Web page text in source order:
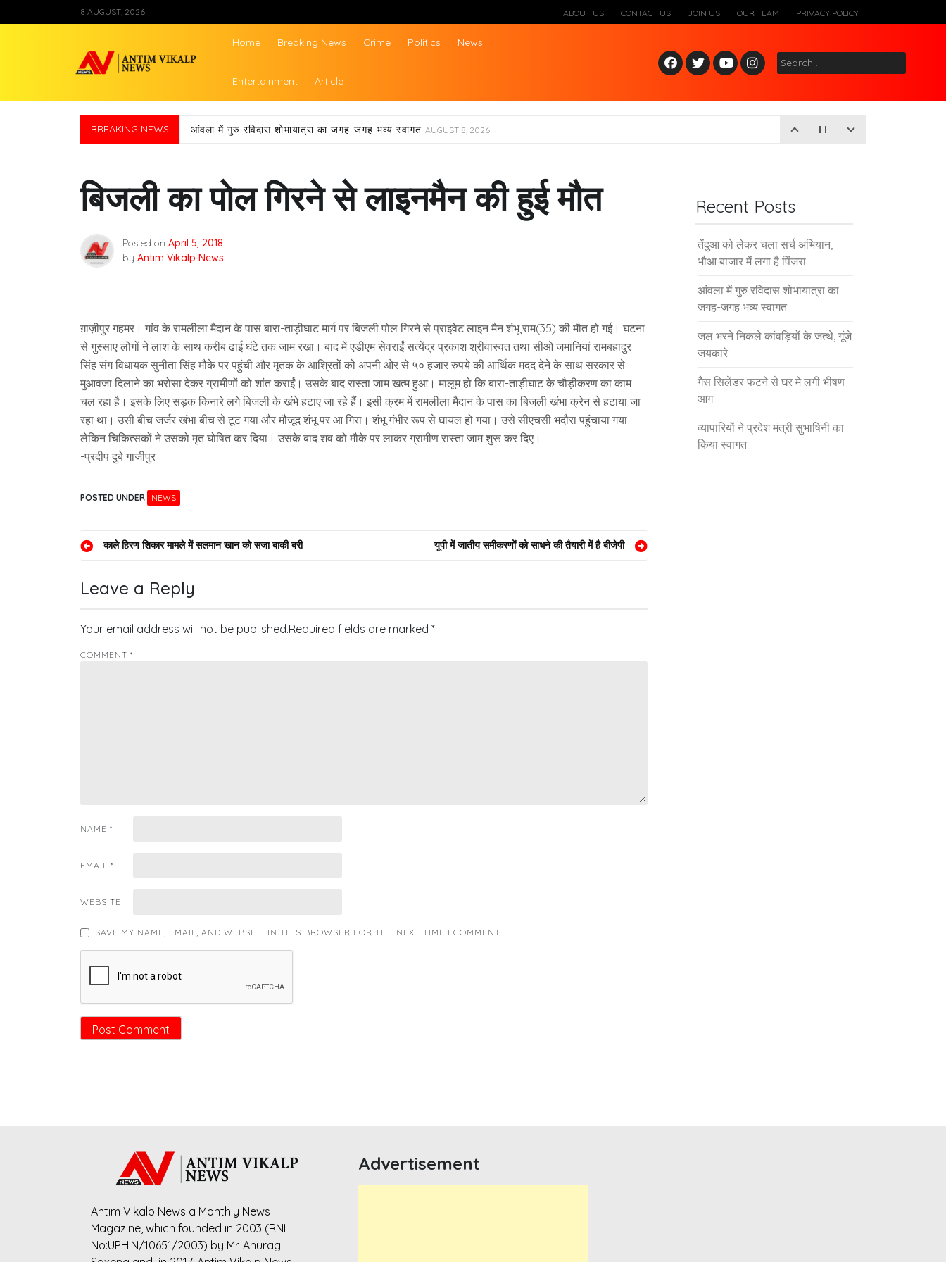
to
8 AUGUST, 2026 ABOUT US CONTACT US JOIN US OUR TEAM PRIVACY POLICY
Antim Vikalp News
Home Breaking News Crime Politics News
Entertainment Article
Fac
ebo
Twitt
er
Yout
ube
Inst
agr
Search
for:
BREAKING NEWS आंवला में गुरु रविदास शोभायात्रा का जगह-जगह भव्य स्वागत AUGUST 8, 2026
बिजली का पोल गिरने से लाइनमैन की हुई मौत
Posted on April 5, 2018
by Antim Vikalp News
ग़ाज़ीपुर गहमर। गांव के रामलीला मैदान के पास बारा-ताड़ीघाट मार्ग पर बिजली पोल गिरने से प्राइवेट लाइन मैन शंभू राम(35) की मौत हो गई। घटना
से गुस्साए लोगों ने लाश के साथ करीब ढाई घंटे तक जाम रखा। बाद में एडीएम सेवराईं सत्येंद्र प्रकाश श्रीवास्वत तथा सीओ जमानियां रामबहादुर
सिंह संग विधायक सुनीता सिंह मौके पर पहुंची और मृतक के आश्रितों को अपनी ओर से ५० हजार रुपये की आर्थिक मदद देने के साथ सरकार से
मुआवजा दिलाने का भरोसा देकर ग्रामीणों को शांत कराईं। उसके बाद रास्ता जाम खत्म हुआ। मालूम हो कि बारा-ताड़ीघाट के चौड़ीकरण का काम
चल रहा है। इसके लिए सड़क किनारे लगे बिजली के खंभे हटाए जा रहे हैं। इसी क्रम में रामलीला मैदान के पास का बिजली खंभा क्रेन से हटाया जा
रहा था। उसी बीच जर्जर खंभा बीच से टूट गया और मौजूद शंभू पर आ गिरा। शंभू गंभीर रूप से घायल हो गया। उसे सीएचसी भदौरा पहुंचाया गया
लेकिन चिकित्सकों ने उसको मृत घोषित कर दिया। उसके बाद शव को मौके पर लाकर ग्रामीण रास्ता जाम शुरू कर दिए।
-प्रदीप दुबे गाजीपुर
POSTED UNDER NEWS
Post
navigation
काले हिरण शिकार मामले में सलमान खान को सजा बाकी बरी यूपी में जातीय समीकरणों को साधने की तैयारी में है बीजेपी
Leave a Reply
Your email address will not be published.Required fields are marked *
COMMENT *
NAME *
EMAIL *
WEBSITE
SAVE MY NAME, EMAIL, AND WEBSITE IN THIS BROWSER FOR THE NEXT TIME I COMMENT.
Recent Posts
तेंदुआ को लेकर चला सर्च अभियान,
भौआ बाजार में लगा है पिंजरा
आंवला में गुरु रविदास शोभायात्रा का
जगह-जगह भव्य स्वागत
जल भरने निकले कांवड़ियों के जत्थे, गूंजे
जयकारे
गैस सिलेंडर फटने से घर मे लगी भीषण
आग
व्यापारियों ने प्रदेश मंत्री सुभाषिनी का
किया स्वागत
Antim Vikalp News a Monthly News
Magazine, which founded in 2003 (RNI
No:UPHIN/10651/2003) by Mr. Anurag
Advertisement